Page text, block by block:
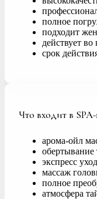
полное
подходит
действует во
срок
Что входит в
арома-ойл
обертывание
экспресс
массаж
полное
атмосфера